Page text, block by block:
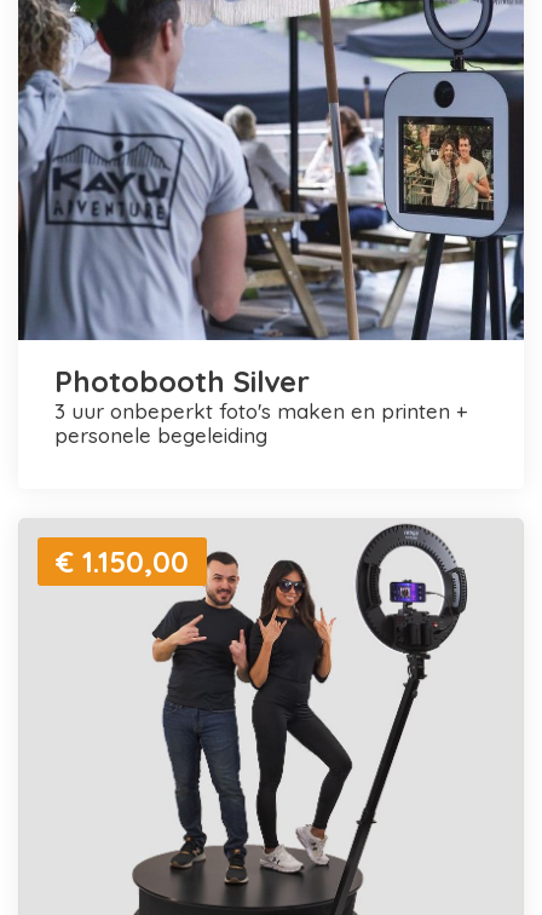
Photobooth Silver
3 uur onbeperkt foto's maken en printen +
personele begeleiding
€ 1.150,00